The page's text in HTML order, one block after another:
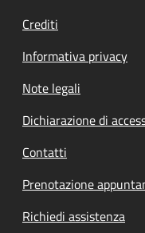
Crediti
Informativa privacy
Note legali
Dichiarazione di
Contatti
Prenotazione
Richiedi assistenza